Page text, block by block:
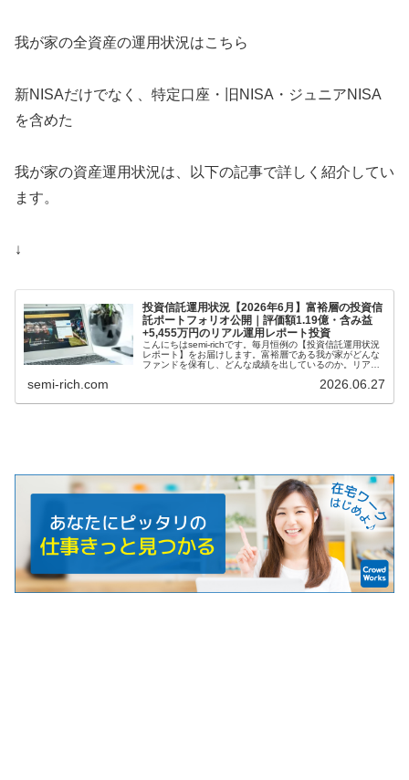
我が家の全資産の運用状況はこちら
新NISAだけでなく、特定口座・旧NISA・ジュニアNISA
を含めた
我が家の資産運用状況は、以下の記事で詳しく紹介してい
ます。
↓
投資信託運用状況【2026年6月】富裕層の投資信
託ポートフォリオ公開｜評価額1.19億・含み益
+5,455万円のリアル運用レポート投資
こんにちはsemi-richです。毎月恒例の【投資信託運用状況
レポート】をお届けします。富裕層である我が家がどんな
ファンドを保有し、どんな成績を出しているのか。リアル
semi-rich.com 2026.06.27